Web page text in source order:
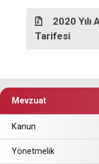
2020
Tarifesi
Mevzuat
Kanun
Yönetmelik